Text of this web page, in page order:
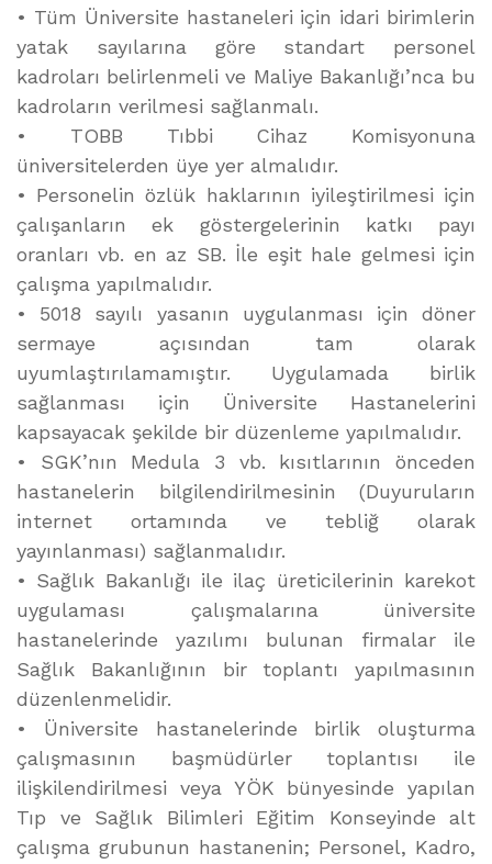
• Tüm Üniversite hastaneleri için idari birimlerin
yatak sayılarına göre standart personel
kadroları belirlenmeli ve Maliye Bakanlığı’nca bu
kadroların verilmesi sağlanmalı.
• TOBB Tıbbi Cihaz Komisyonuna
üniversitelerden üye yer almalıdır.
• Personelin özlük haklarının iyileştirilmesi için
çalışanların ek göstergelerinin katkı payı
oranları vb. en az SB. İle eşit hale gelmesi için
çalışma yapılmalıdır.
• 5018 sayılı yasanın uygulanması için döner
sermaye açısından tam olarak
uyumlaştırılamamıştır. Uygulamada birlik
sağlanması için Üniversite Hastanelerini
kapsayacak şekilde bir düzenleme yapılmalıdır.
• SGK’nın Medula 3 vb. kısıtlarının önceden
hastanelerin bilgilendirilmesinin (Duyuruların
internet ortamında ve tebliğ olarak
yayınlanması) sağlanmalıdır.
• Sağlık Bakanlığı ile ilaç üreticilerinin karekot
uygulaması çalışmalarına üniversite
hastanelerinde yazılımı bulunan firmalar ile
Sağlık Bakanlığının bir toplantı yapılmasının
düzenlenmelidir.
• Üniversite hastanelerinde birlik oluşturma
çalışmasının başmüdürler toplantısı ile
ilişkilendirilmesi veya YÖK bünyesinde yapılan
Tıp ve Sağlık Bilimleri Eğitim Konseyinde alt
çalışma grubunun hastanenin; Personel, Kadro,